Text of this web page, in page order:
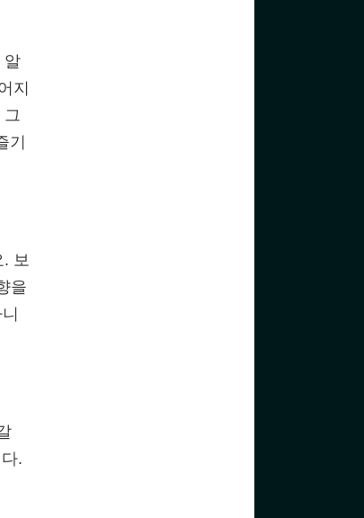
알
지
그
기
. 보
을
.